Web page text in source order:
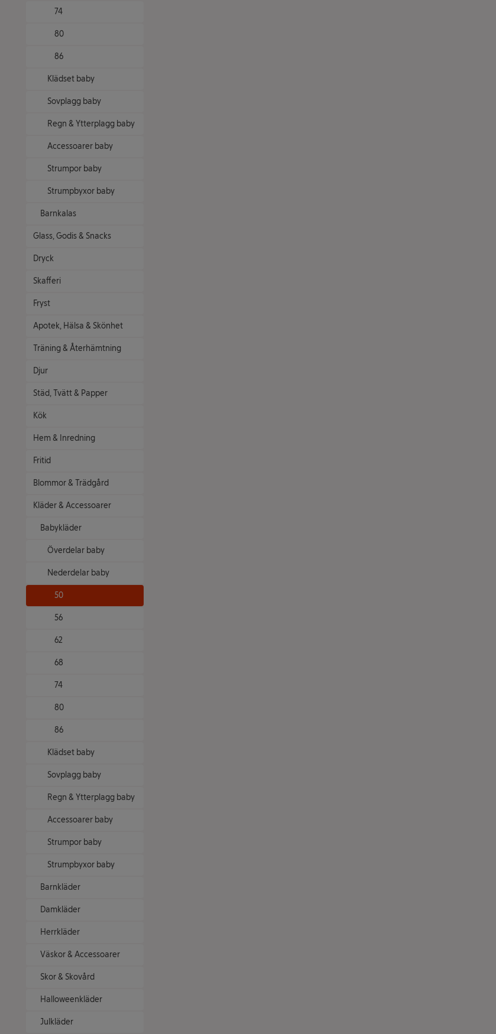
74
80
86
Klädset baby
Sovplagg baby
Regn & Ytterplagg baby
Accessoarer baby
Strumpor baby
Strumpbyxor baby
Barnkalas
Glass, Godis & Snacks
Dryck
Skafferi
Fryst
Apotek, Hälsa & Skönhet
Träning & Återhämtning
Djur
Städ, Tvätt & Papper
Kök
Hem & Inredning
Fritid
Blommor & Trädgård
Kläder & Accessoarer
Babykläder
Överdelar baby
Nederdelar baby
50
56
62
68
74
80
86
Klädset baby
Sovplagg baby
Regn & Ytterplagg baby
Accessoarer baby
Strumpor baby
Strumpbyxor baby
Barnkläder
Damkläder
Herrkläder
Väskor & Accessoarer
Skor & Skovård
Halloweenkläder
Julkläder